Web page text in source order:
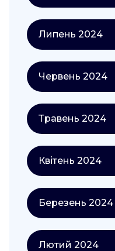
Липень 2024
Червень 2024
Травень 2024
Квітень 2024
Березень 2024
Лютий 2024